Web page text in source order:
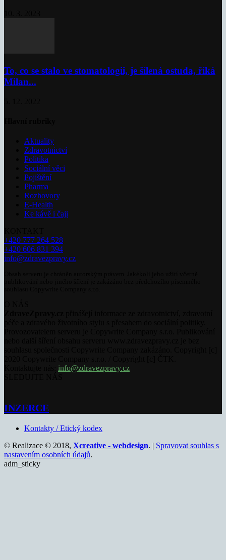
To, co se stalo ve stomatologii, je šílená ostuda, říká
Milan...
Aktuality
Zdravotnictví
Politika
Sociální věci
Pojištění
Pharma
Rozhovory
E-Health
Ke kávě i čaji
+420 777 264 528
+420 606 831 394
info@zdravezpravy.cz
info@zdravezpravy.cz
INZERCE
Kontakty / Etický kodex
© Realizace © 2018, Xcreative - webdesign. | Spravovat souhlas s
nastavením osobních údajů.
adm_sticky